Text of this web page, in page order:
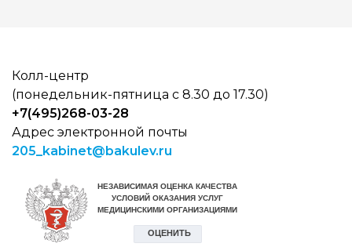
Колл-центр
(понедельник-пятница с 8.30 до 17.30)
+7(495)268-03-28
Адрес электронной почты
205_kabinet@bakulev.ru